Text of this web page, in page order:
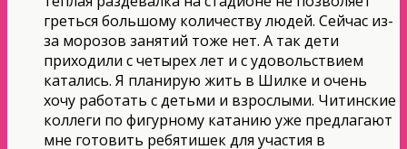
греться большому количеству людей. Сейчас из-
за морозов занятий тоже нет. А так дети
приходили с четырех лет и с удовольствием
катались. Я планирую жить в Шилке и очень
хочу работать с детьми и взрослыми. Читинские
коллеги по фигурному катанию уже предлагают
мне готовить ребятишек для участия в